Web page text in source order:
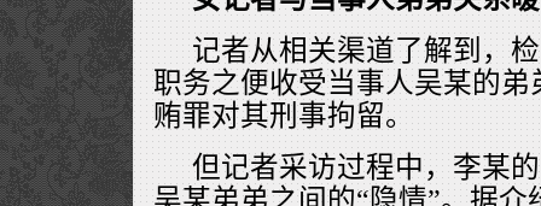
记者从相关渠道了解到，
职务之便收受当事人吴某的
贿罪对其刑事拘留。
但记者采访过程中，李某